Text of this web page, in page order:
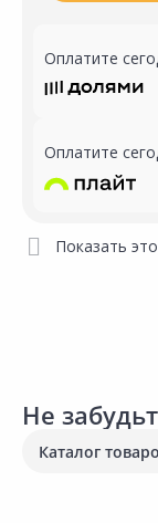
Оплатите
Оплатите
Показать
Не
Каталог